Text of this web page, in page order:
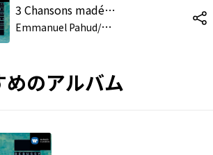
3 Chansons madécasses, M. 78: I. Nahandove (Andante quasi allegretto)
E
mmanuel Pahud/Katarina Karnéus/Truls Mørk
めのアルバム